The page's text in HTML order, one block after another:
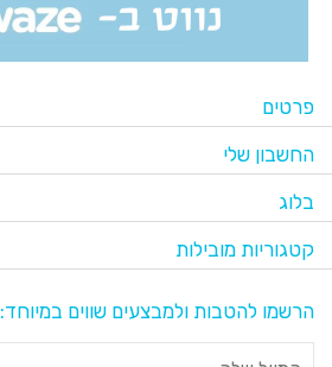
פרטים
החשבון שלי
בלוג
קטגוריות מובילות
הרשמו להטבות ולמבצעים שווים במיוחד: